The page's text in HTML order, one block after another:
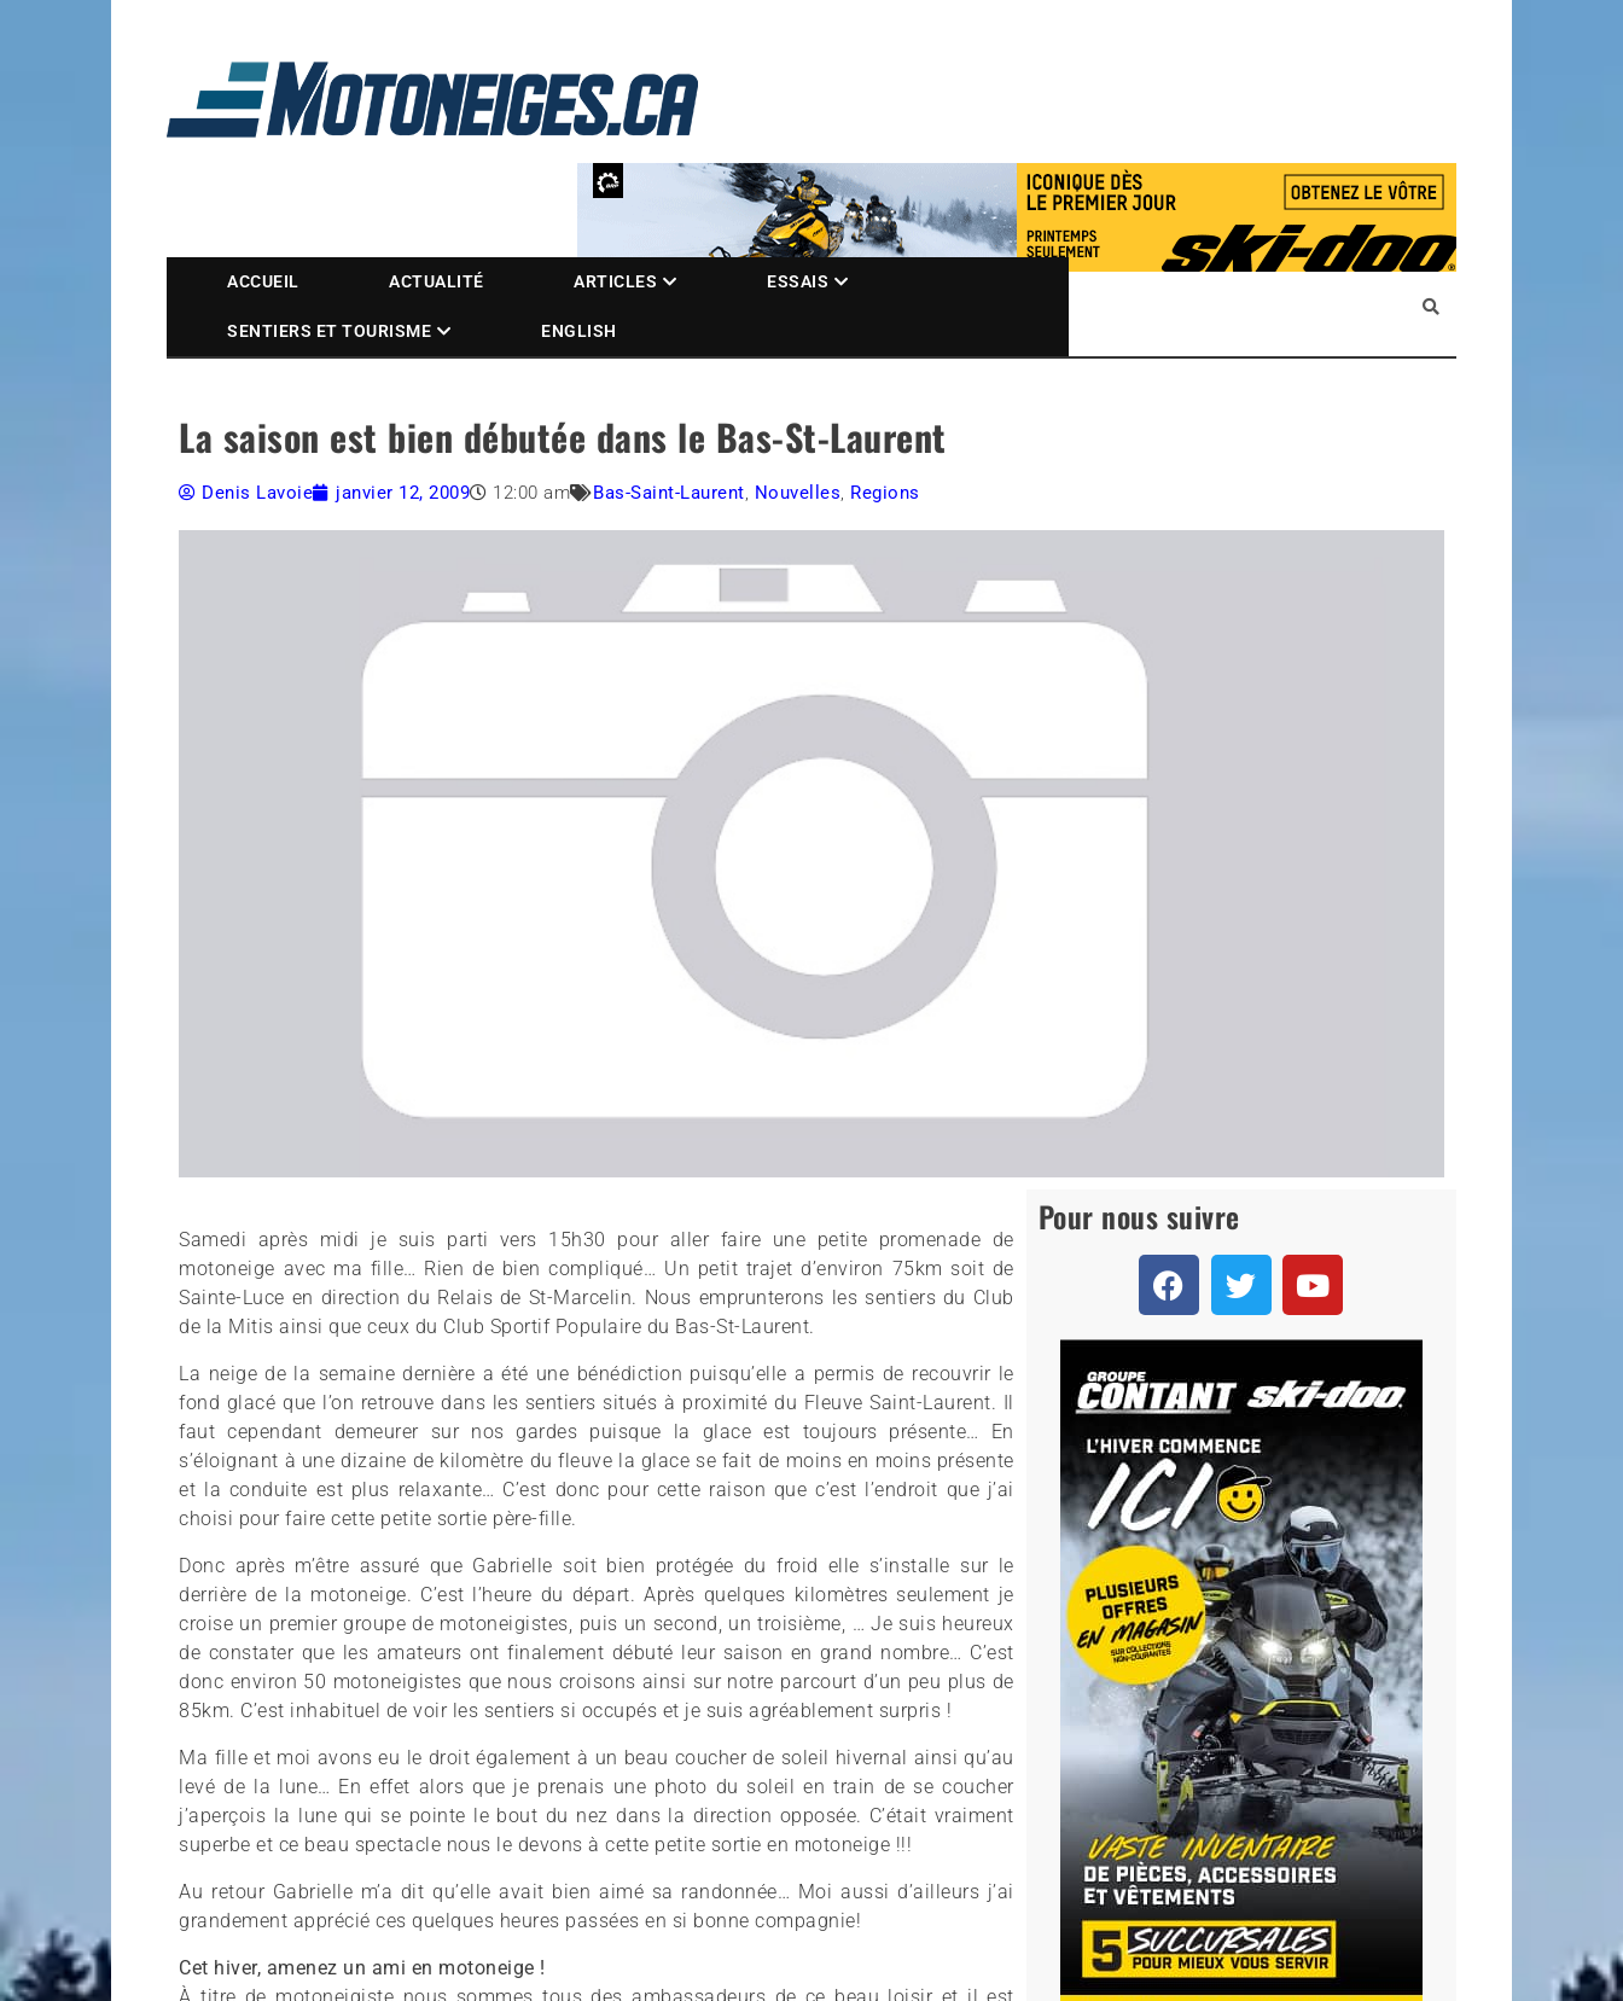
Magazine Motoneiges.ca
ACCUEIL ACTUALITÉ ARTICLES ESSAIS
SENTIERS ET TOURISME ENGLISH
La saison est bien débutée dans le Bas-St-Laurent
Denis Lavoie janvier 12, 2009 12:00 am Bas-Saint-Laurent Nouvelles Regions
Samedi après midi je suis parti vers 15h30 pour aller faire une petite promenade de
motoneige avec ma fille… Rien de bien compliqué… Un petit trajet d’environ 75km soit de
Sainte-Luce en direction du Relais de St-Marcelin. Nous emprunterons les sentiers du Club
de la Mitis ainsi que ceux du Club Sportif Populaire du Bas-St-Laurent.
La neige de la semaine dernière a été une bénédiction puisqu’elle a permis de recouvrir le
fond glacé que l’on retrouve dans les sentiers situés à proximité du Fleuve Saint-Laurent. Il
faut cependant demeurer sur nos gardes puisque la glace est toujours présente… En
s’éloignant à une dizaine de kilomètre du fleuve la glace se fait de moins en moins présente
et la conduite est plus relaxante… C’est donc pour cette raison que c’est l’endroit que j’ai
choisi pour faire cette petite sortie père-fille.
Donc après m’être assuré que Gabrielle soit bien protégée du froid elle s’installe sur le
derrière de la motoneige. C’est l’heure du départ. Après quelques kilomètres seulement je
croise un premier groupe de motoneigistes, puis un second, un troisième, … Je suis heureux
de constater que les amateurs ont finalement débuté leur saison en grand nombre… C’est
donc environ 50 motoneigistes que nous croisons ainsi sur notre parcourt d’un peu plus de
85km. C’est inhabituel de voir les sentiers si occupés et je suis agréablement surpris !
Ma fille et moi avons eu le droit également à un beau coucher de soleil hivernal ainsi qu’au
levé de la lune… En effet alors que je prenais une photo du soleil en train de se coucher
j’aperçois la lune qui se pointe le bout du nez dans la direction opposée. C’était vraiment
superbe et ce beau spectacle nous le devons à cette petite sortie en motoneige !!!
Au retour Gabrielle m’a dit qu’elle avait bien aimé sa randonnée… Moi aussi d’ailleurs j’ai
grandement apprécié ces quelques heures passées en si bonne compagnie!
Cet hiver, amenez un ami en motoneige !
Pour nous suivre